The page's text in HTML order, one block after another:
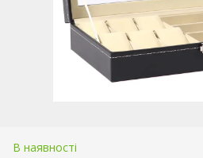
В наявності